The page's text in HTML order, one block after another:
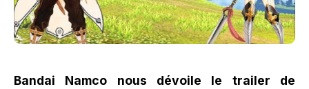
Bandai Namco nous dévoile le trailer de